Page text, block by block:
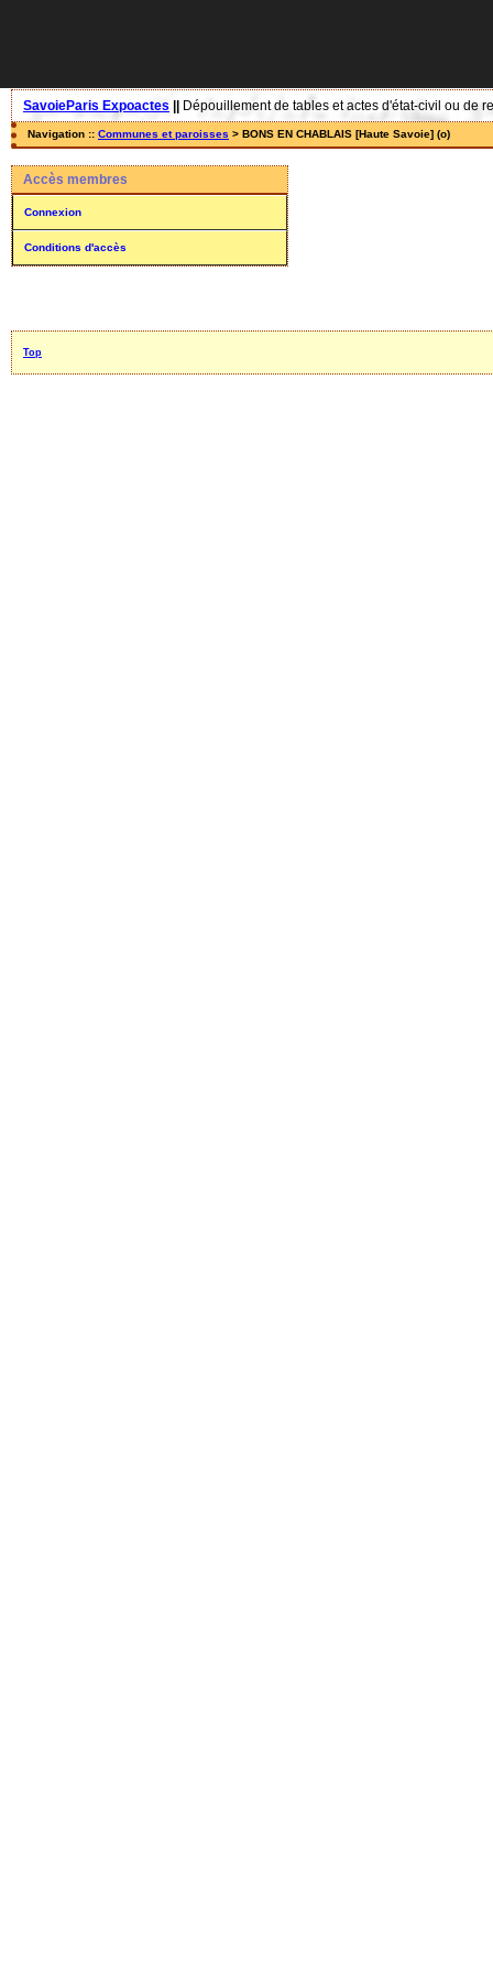
SavoieParis Expoactes Dépouillement de tables et actes d'état-civil ou de
Navigation :: Communes et paroisses > BONS EN CHABLAIS [Haute Savoie] (o)
Accès membres
Connexion
Conditions d'accès
Top